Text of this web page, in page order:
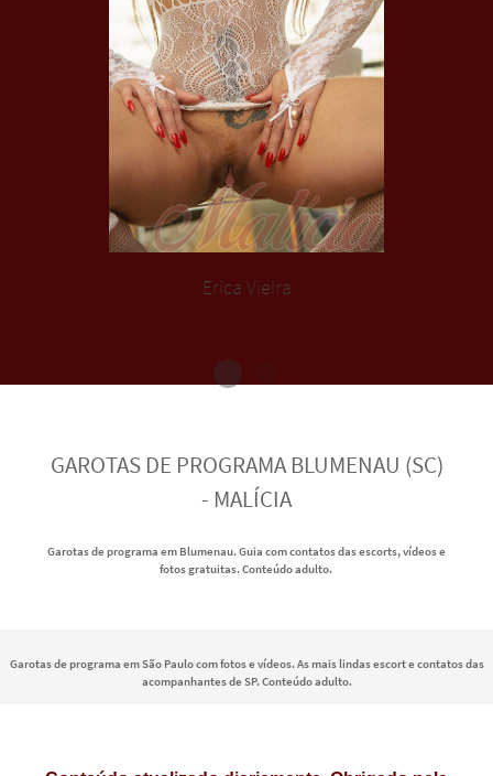
Erica Vieira
GAROTAS DE PROGRAMA BLUMENAU (SC)
- MALÍCIA
Garotas de programa em Blumenau. Guia com contatos das escorts, vídeos e
fotos gratuitas. Conteúdo adulto.
Garotas de programa em São Paulo com fotos e vídeos. As mais lindas escort e contatos das
acompanhantes de SP. Conteúdo adulto.